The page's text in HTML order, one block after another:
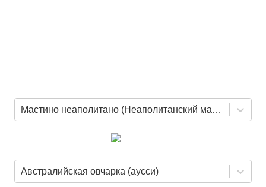
Мастино неаполитано (Неаполитанский мастиф)
Австралийская овчарка (аусси)